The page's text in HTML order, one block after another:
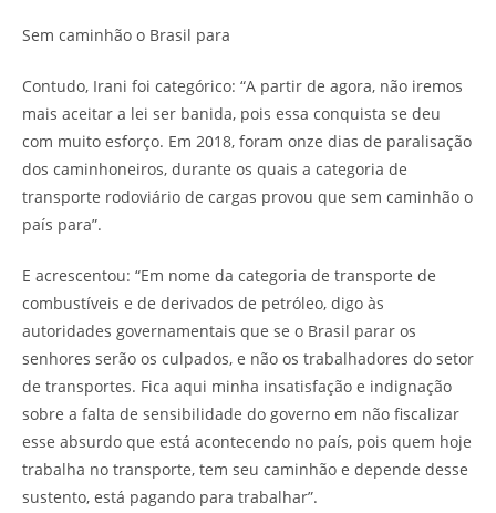
Sem caminhão o Brasil para
Contudo, Irani foi categórico: “A partir de agora, não iremos
mais aceitar a lei ser banida, pois essa conquista se deu
com muito esforço. Em 2018, foram onze dias de paralisação
dos caminhoneiros, durante os quais a categoria de
transporte rodoviário de cargas provou que sem caminhão o
país para”.
E acrescentou: “Em nome da categoria de transporte de
combustíveis e de derivados de petróleo, digo às
autoridades governamentais que se o Brasil parar os
senhores serão os culpados, e não os trabalhadores do setor
de transportes. Fica aqui minha insatisfação e indignação
sobre a falta de sensibilidade do governo em não fiscalizar
esse absurdo que está acontecendo no país, pois quem hoje
trabalha no transporte, tem seu caminhão e depende desse
sustento, está pagando para trabalhar”.